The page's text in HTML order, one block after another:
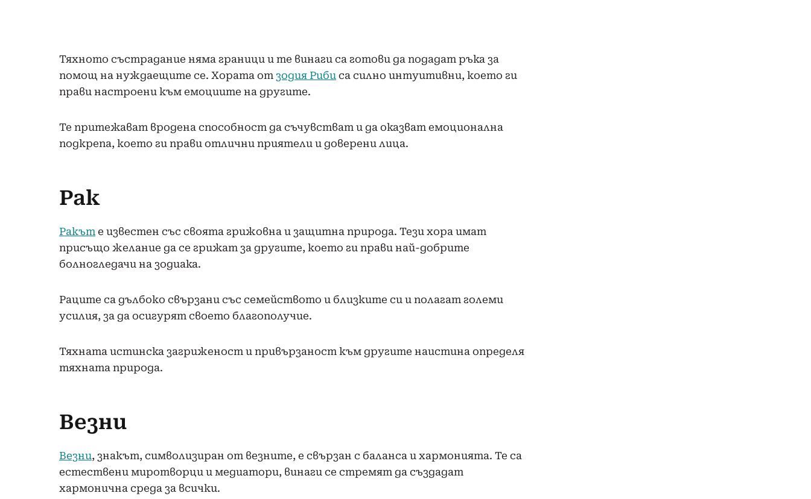
Тяхното състрадание няма граници и те винаги са готови да подадат ръка за
помощ на нуждаещите се. Хората от зодия Риби са силно интуитивни, което ги
прави настроени към емоциите на другите.
Те притежават вродена способност да съчувстват и да оказват емоционална
подкрепа, което ги прави отлични приятели и доверени лица.
Рак
Ракът е известен със своята грижовна и защитна природа. Тези хора имат
присъщо желание да се грижат за другите, което ги прави най-добрите
болногледачи на зодиака.
Раците са дълбоко свързани със семейството и близките си и полагат големи
усилия, за да осигурят своето благополучие.
Тяхната истинска загриженост и привързаност към другите наистина определя
тяхната природа.
Везни
Везни, знакът, символизиран от везните, е свързан с баланса и хармонията. Те са
естествени миротворци и медиатори, винаги се стремят да създадат
хармонична среда за всички.